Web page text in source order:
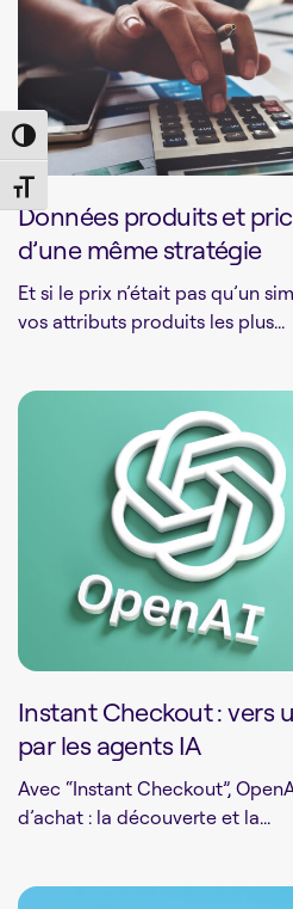
Toggle High Contrast
Toggle Font size
Données produits et
d’une même stratégie
Et si le prix n’était pas qu’un
vos attributs produits les plus...
Instant Checkout : vers
par les agents IA
Avec “Instant Checkout”,
d’achat : la découverte et la...